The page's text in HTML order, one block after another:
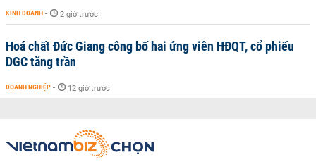
KINH DOANH - 2 giờ trước
Hoá chất Đức Giang công bố hai ứng viên HĐQT, cổ phiếu
DGC tăng trần
DOANH NGHIỆP - 12 giờ trước